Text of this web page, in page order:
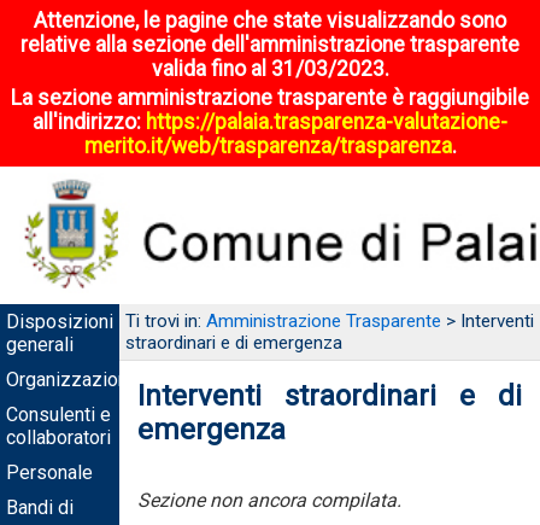
Attenzione, le pagine che state visualizzando sono
relative alla sezione dell'amministrazione trasparente
valida fino al 31/03/2023.
La sezione amministrazione trasparente è raggiungibile
all'indirizzo: https://palaia.trasparenza-valutazione-
merito.it/web/trasparenza/trasparenza.
Disposizioni
generali
Organizzazione
Consulenti e
collaboratori
Personale
Bandi di
Ti trovi in: Amministrazione Trasparente > Interventi
straordinari e di emergenza
Interventi straordinari e di
emergenza
Sezione non ancora compilata.